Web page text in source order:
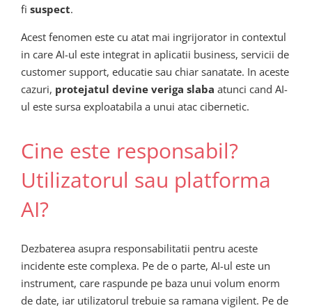
fi suspect.
Acest fenomen este cu atat mai ingrijorator in contextul
in care AI-ul este integrat in aplicatii business, servicii de
customer support, educatie sau chiar sanatate. In aceste
cazuri, protejatul devine veriga slaba atunci cand AI-
ul este sursa exploatabila a unui atac cibernetic.
Cine este responsabil?
Utilizatorul sau platforma
AI?
Dezbaterea asupra responsabilitatii pentru aceste
incidente este complexa. Pe de o parte, AI-ul este un
instrument, care raspunde pe baza unui volum enorm
de date, iar utilizatorul trebuie sa ramana vigilent. Pe de